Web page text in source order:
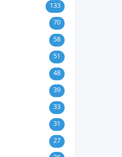
133
70
58
51
48
39
33
31
27